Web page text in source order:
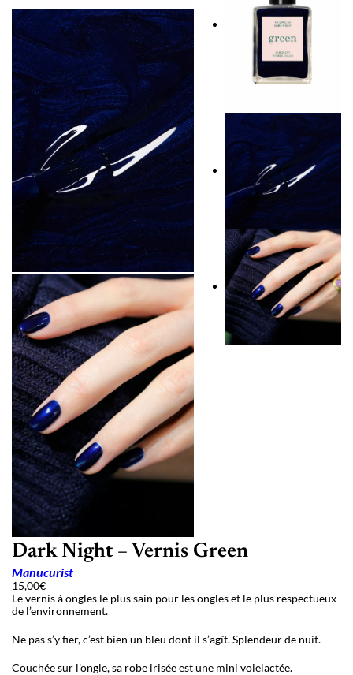
Dark Night – Vernis Green
Manucurist
15,00€
Le vernis à ongles le plus sain pour les ongles et le plus respectueux
de l’environnement.
Ne pas s’y fier, c’est bien un bleu dont il s’agît. Splendeur de nuit.
Couchée sur l’ongle, sa robe irisée est une mini voielactée.